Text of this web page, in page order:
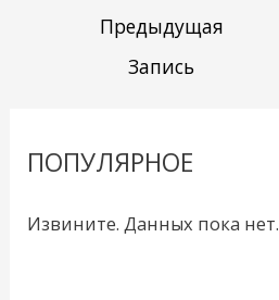
Предыдущая
Запись
ПОПУЛЯРНОЕ
Извините. Данных пока нет.